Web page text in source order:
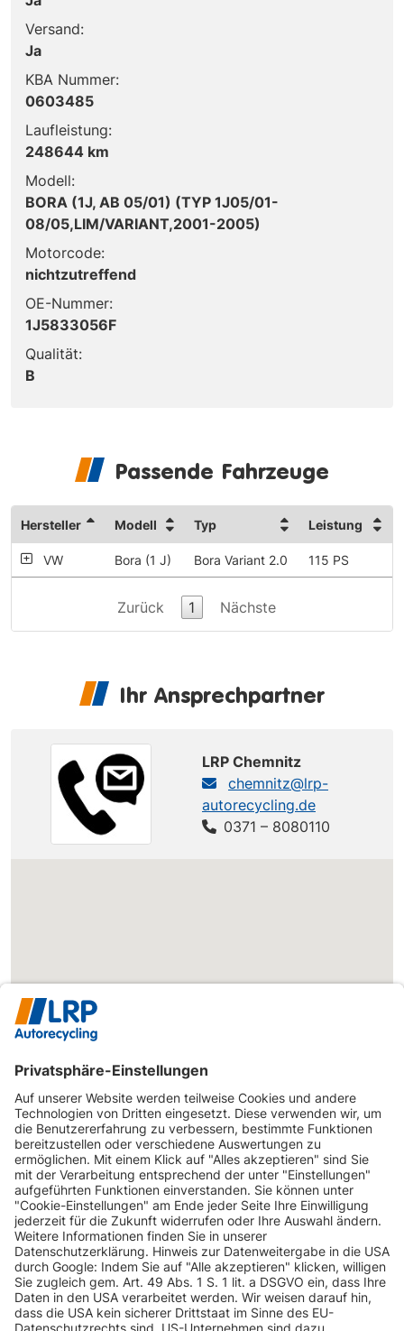
Versand:
Ja
KBA Nummer:
0603485
Laufleistung:
248644 km
Modell:
BORA (1J, AB 05/01) (TYP 1J05/01-
08/05,LIM/VARIANT,2001-2005)
Motorcode:
nichtzutreffend
OE-Nummer:
1J5833056F
Qualität:
B
Passende Fahrzeuge
Hersteller Modell Typ Leistung
VW Bora (1 J) Bora Variant 2.0 115 PS
Zurück 1 Nächste
Ihr Ansprechpartner
LRP Chemnitz
chemnitz@lrp-
autorecycling.de
0371 – 8080110
INFORMATIONEN
KUNDENSERVICE